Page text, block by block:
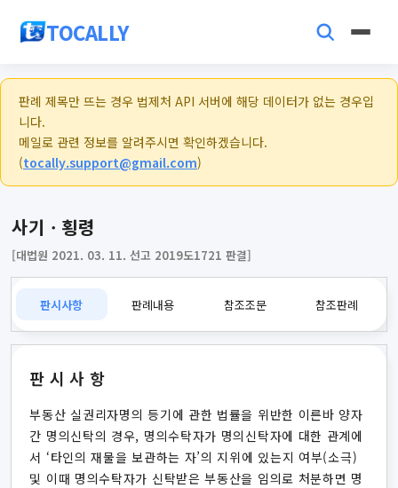
TOCALLY
판례 제목만 뜨는 경우 법제처 API 서버에 해당 데이터가 없는 경우입
니다.
메일로 관련 정보를 알려주시면 확인하겠습니다.
(tocally.support@gmail.com)
사기ㆍ횡령
[대법원 2021. 03. 11. 선고 2019도1721 판결]
판시사항 판례내용 참조조문 참조판례
판시사항
부동산 실권리자명의 등기에 관한 법률을 위반한 이른바 양자
간 명의신탁의 경우, 명의수탁자가 명의신탁자에 대한 관계에
서 ‘타인의 재물을 보관하는 자’의 지위에 있는지 여부(소극)
및 이때 명의수탁자가 신탁받은 부동산을 임의로 처분하면 명